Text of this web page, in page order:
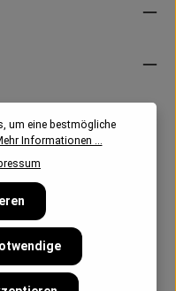
um eine bestmögliche
Informationen ...